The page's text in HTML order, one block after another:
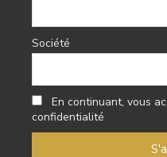
Société
En continuant, vous
confidentialité